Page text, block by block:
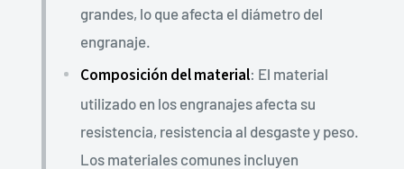
grandes, lo que afecta el diámetro del
engranaje.
Composición del material: El material
utilizado en los engranajes afecta su
resistencia, resistencia al desgaste y peso.
Los materiales comunes incluyen